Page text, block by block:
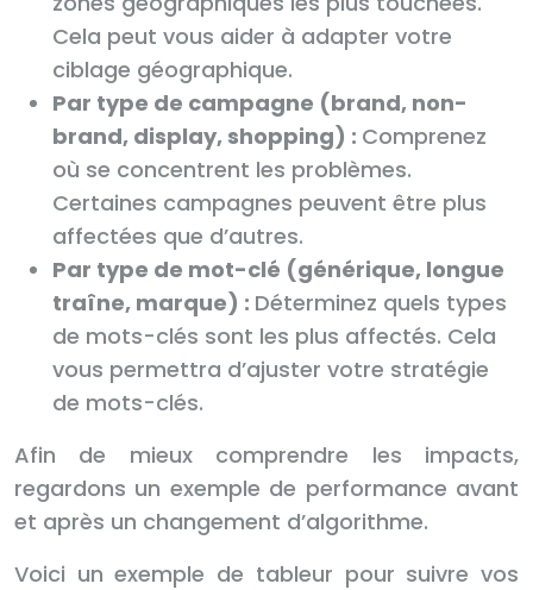
Cela peut vous aider à adapter votre
ciblage géographique.
Par type de campagne (brand, non-
brand, display, shopping) : Comprenez
où se concentrent les problèmes.
Certaines campagnes peuvent être plus
affectées que d’autres.
Par type de mot-clé (générique, longue
traîne, marque) : Déterminez quels types
de mots-clés sont les plus affectés. Cela
vous permettra d’ajuster votre stratégie
de mots-clés.
Afin de mieux comprendre les impacts,
regardons un exemple de performance avant
et après un changement d’algorithme.
Voici un exemple de tableur pour suivre vos